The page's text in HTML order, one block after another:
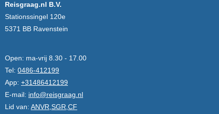
Reisgraag.nl B.V.
Stationssingel 120e
5371 BB Ravenstein
Open: ma-vrij 8.30 - 17.00
Tel: 0486-412199
App: +31486412199
E-mail: info@reisgraag.nl
Lid van: ANVR,SGR,CF